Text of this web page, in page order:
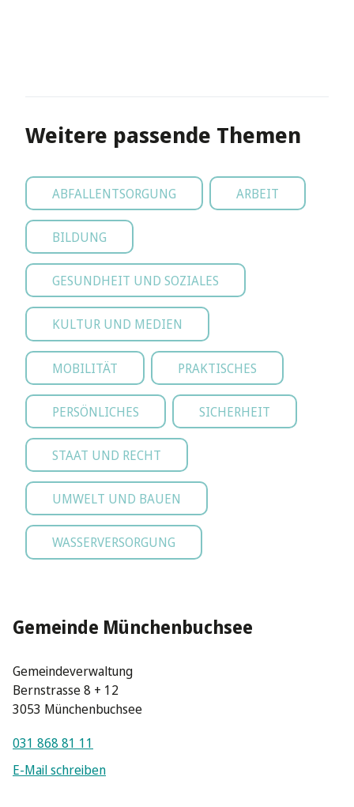
Weitere passende Themen
ABFALLENTSORGUNG ARBEIT
BILDUNG
GESUNDHEIT UND SOZIALES
KULTUR UND MEDIEN
MOBILITÄT PRAKTISCHES
PERSÖNLICHES SICHERHEIT
STAAT UND RECHT
UMWELT UND BAUEN
WASSERVERSORGUNG
Gemeinde Münchenbuchsee
Gemeindeverwaltung
Bernstrasse 8 + 12
3053 Münchenbuchsee
031 868 81 11
E-Mail schreiben